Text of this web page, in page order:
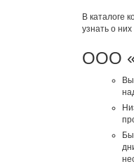
В каталоге
узнать о
ООО